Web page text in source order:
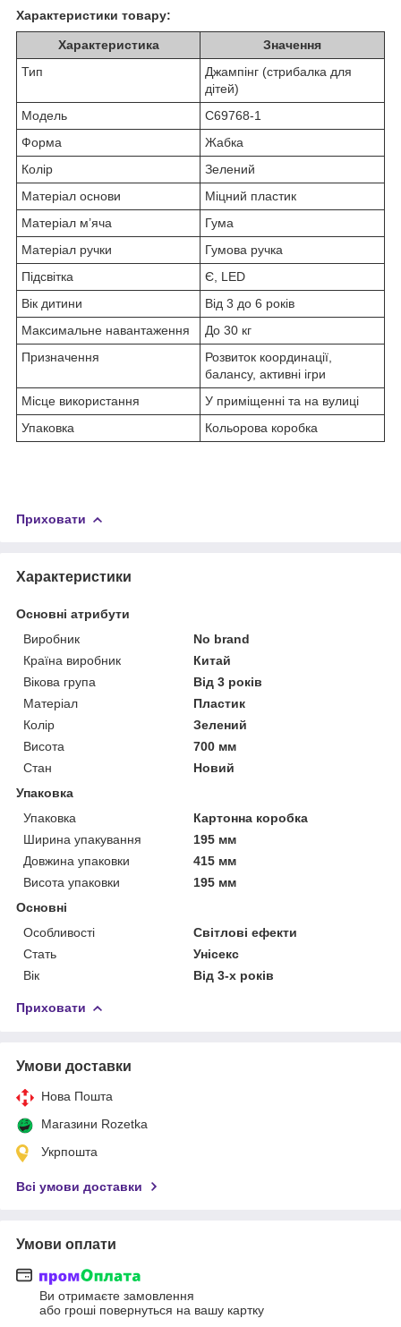
Характеристики товару:
Характеристика
Значення
Тип
Джампінг (стрибалка для
дітей)
Модель
C69768-1
Форма
Жабка
Колір
Зелений
Матеріал основи
Міцний пластик
Матеріал м’яча
Гума
Матеріал ручки
Гумова ручка
Підсвітка
Є, LED
Вік дитини
Від 3 до 6 років
Максимальне навантаження
До 30 кг
Призначення
Розвиток координації,
балансу, активні ігри
Місце використання
У приміщенні та на вулиці
Упаковка
Кольорова коробка
Приховати
Характеристики
Основні атрибути
Виробник
No brand
Країна виробник
Китай
Вікова група
Від 3 років
Матеріал
Пластик
Колір
Зелений
Висота
700 мм
Стан
Новий
Упаковка
Упаковка
Картонна коробка
Ширина упакування
195 мм
Довжина упаковки
415 мм
Висота упаковки
195 мм
Основні
Особливості
Світлові ефекти
Стать
Унісекс
Вік
Від 3-х років
Приховати
Умови доставки
Нова Пошта
Магазини Rozetka
Укрпошта
Всі умови доставки
Умови оплати
Ви отримаєте замовлення
або гроші повернуться на вашу картку